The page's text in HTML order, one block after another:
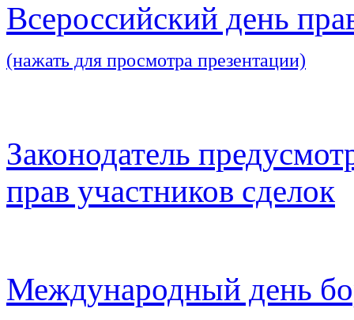
Всероссийский день
(нажать для просмотра презентации)
Законодатель
прав участников сделок
Международный день